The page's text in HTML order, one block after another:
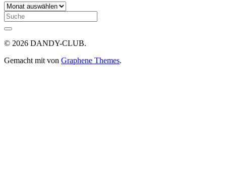
Archiv
Search
for:
© 2026 DANDY-CLUB.
Gemacht mit von Graphene Themes.